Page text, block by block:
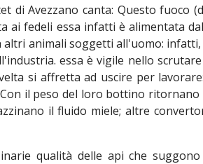
di Avezzano canta: Questo
ai fedeli essa infatti è alimentata
animali soggetti all'uomo:
essa è vigile nello
si affretta ad uscire per
il peso del loro bottino
il fluido miele; altre
qualità delle api che